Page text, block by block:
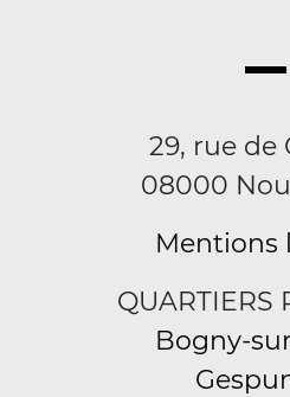
29, rue de
08000
Mentions
QUARTIERS
Bogny-